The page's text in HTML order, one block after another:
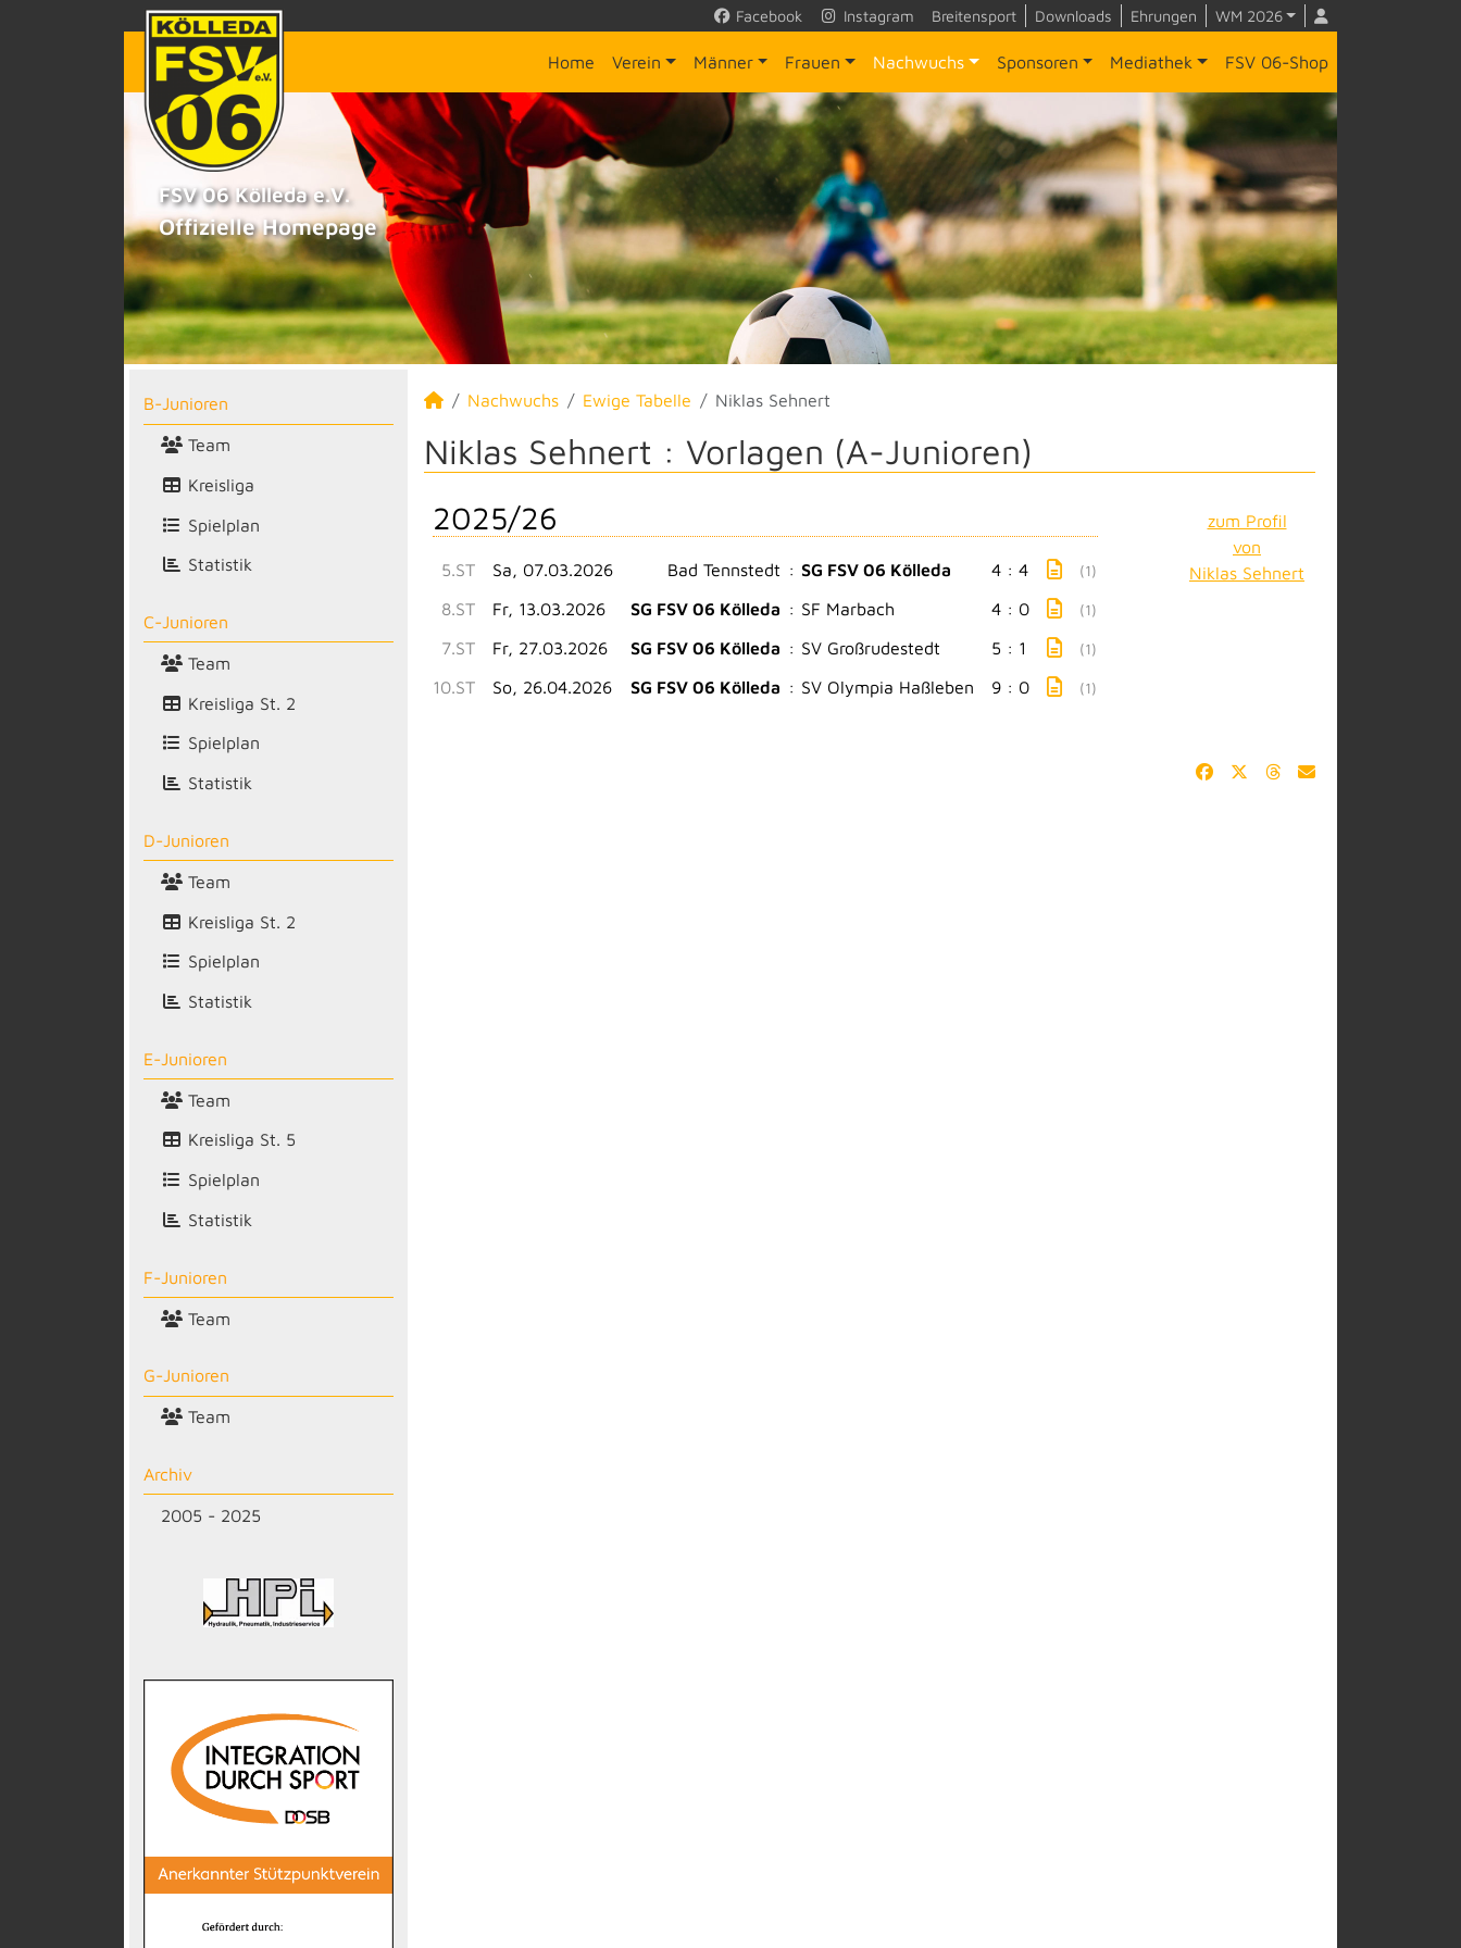
Facebook Instagram Breitensport Downloads Ehrungen WM 2026
Home Verein Männer Frauen Nachwuchs Sponsoren Mediathek FSV 06-Shop
FSV 06 Kölleda e.V.
Offizielle Homepage
B-Junioren
Team
Kreisliga
Spielplan
Statistik
C-Junioren
Team
Kreisliga St. 2
Spielplan
Statistik
D-Junioren
Team
Kreisliga St. 2
Spielplan
Statistik
E-Junioren
Team
Kreisliga St. 5
Spielplan
Statistik
F-Junioren
Team
G-Junioren
Team
Archiv
2005 - 2025
Nachwuchs Ewige Tabelle Niklas Sehnert
Niklas Sehnert : Vorlagen (A-Junioren)
zum Profil
von
Niklas Sehnert
2025/26
5.ST Sa, 07.03.2026 Bad Tennstedt : SG FSV 06 Kölleda 4 : 4 (1)
8.ST Fr, 13.03.2026 SG FSV 06 Kölleda : SF Marbach 4 : 0 (1)
7.ST Fr, 27.03.2026 SG FSV 06 Kölleda : SV Großrudestedt 5 : 1 (1)
10.ST So, 26.04.2026 SG FSV 06 Kölleda : SV Olympia Haßleben 9 : 0 (1)